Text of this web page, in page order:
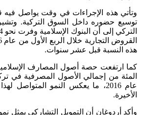
وتأتي هذه الإجراءات في وقت يواصل فيه
توسيع حضوره داخل السوق التركية.
هذه النسبة قبل عشر سنوات.
عام 2016، ما يعكس النمو المتواصل
الأخيرة.
وأكد أردوغان أن التمويل التشاركي يمثل